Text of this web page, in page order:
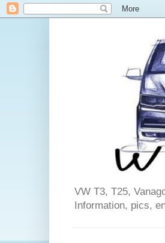
VW T3, T25,
Information, pics,